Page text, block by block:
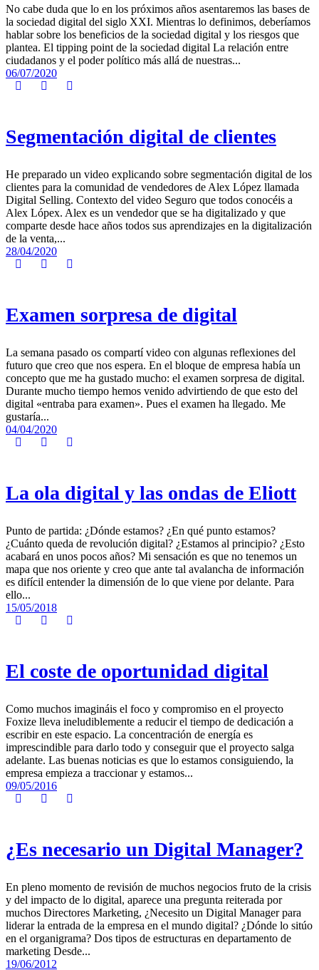
No cabe duda que lo en los próximos años asentaremos las bases de
la sociedad digital del siglo XXI. Mientras lo definimos, deberíamos
hablar sobre los beneficios de la sociedad digital y los riesgos que
plantea. El tipping point de la sociedad digital La relación entre
ciudadanos y el poder político más allá de nuestras...
06/07/2020
Segmentación digital de clientes
He preparado un video explicando sobre segmentación digital de los
clientes para la comunidad de vendedores de Alex López llamada
Digital Selling. Contexto del video Seguro que todos conocéis a
Alex Lópex. Alex es un vendedor que se ha digitalizado y que
comparte desde hace años todos sus aprendizajes en la digitalización
de la venta,...
28/04/2020
Examen sorpresa de digital
La semana pasado os compartí video con algunas reflexiones del
futuro que creo que nos espera. En el bloque de empresa había un
concepto que me ha gustado mucho: el examen sorpresa de digital.
Durante mucho tiempo hemos venido advirtiendo de que esto del
digital «entraba para examen». Pues el examen ha llegado. Me
gustaría...
04/04/2020
La ola digital y las ondas de Eliott
Punto de partida: ¿Dónde estamos? ¿En qué punto estamos?
¿Cuánto queda de revolución digital? ¿Estamos al principio? ¿Esto
acabará en unos pocos años? Mi sensación es que no tenemos un
mapa que nos oriente y creo que ante tal avalancha de información
es difícil entender la dimensión de lo que viene por delante. Para
ello...
15/05/2018
El coste de oportunidad digital
Como muchos imagináis el foco y compromiso en el proyecto
Foxize lleva ineludiblemente a reducir el tiempo de dedicación a
escribir en este espacio. La concentración de energía es
imprescindible para darlo todo y conseguir que el proyecto salga
adelante. Las buenas noticias es que lo estamos consiguiendo, la
empresa empieza a traccionar y estamos...
09/05/2016
¿Es necesario un Digital Manager?
En pleno momento de revisión de muchos negocios fruto de la crisis
y del impacto de lo digital, aparece una pregunta reiterada por
muchos Directores Marketing, ¿Necesito un Digital Manager para
liderar la entrada de la empresa en el mundo digital? ¿Dónde lo sitúo
en el organigrama? Dos tipos de estructuras en departamento de
marketing Desde...
19/06/2012